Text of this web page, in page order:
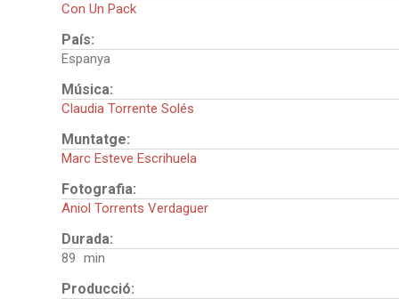
Con Un Pack
País:
Espanya
Música:
Claudia Torrente Solés
Muntatge:
Marc Esteve Escrihuela
Fotografia:
Aniol Torrents Verdaguer
Durada:
89
Producció: